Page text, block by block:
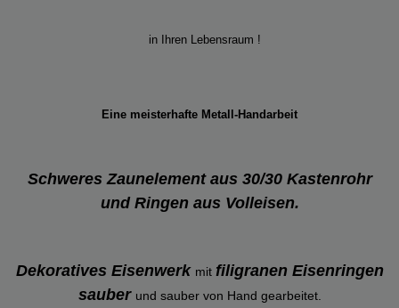
in Ihren Lebensraum !
Eine meisterhafte Metall-Handarbeit
Schweres Zaunelement aus 30/30 Kastenrohr
und Ringen aus Volleisen.
Dekoratives Eisenwerk mit filigranen Eisenringen
sauber und sauber von Hand gearbeitet.